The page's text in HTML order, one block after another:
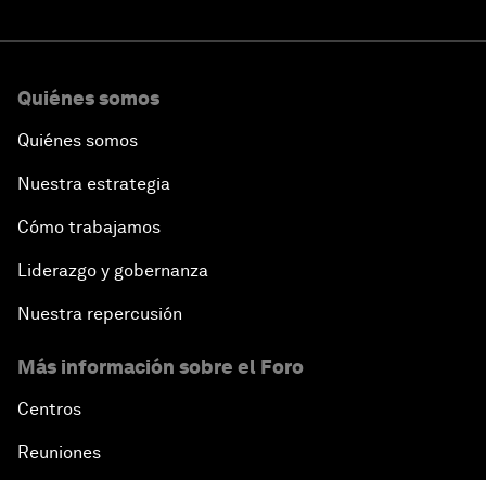
Quiénes somos
Quiénes somos
Nuestra estrategia
Cómo trabajamos
Liderazgo y gobernanza
Nuestra repercusión
Más información sobre el Foro
Centros
Reuniones